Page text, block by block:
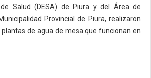
de Salud (DESA) de Piura y del Área de
Provincial de Piura, realizaron
plantas de agua de mesa que funcionan en